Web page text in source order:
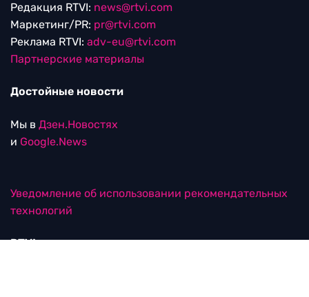
Редакция RTVI: news@rtvi.com
Маркетинг/PR: pr@rtvi.com
Реклама RTVI: adv-eu@rtvi.com
Партнерские материалы
Достойные новости
Мы в Дзен.Новостях
и Google.News
Уведомление об использовании рекомендательных
технологий
RTVI в соцсетях